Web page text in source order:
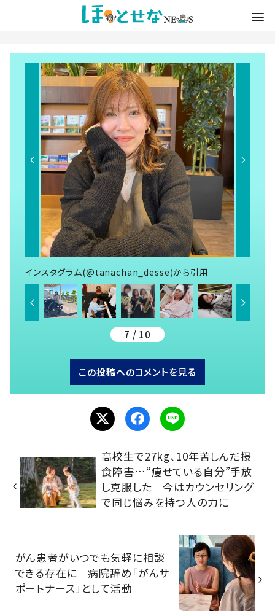
インスタグラム(@tanachan_desse)から引用
7 / 10
この投稿へのコメントを見る
高校生で27kg、10年苦しんだ摂
食障害…“痩せている自分”手放
し克服した 今はカウンセリング
で同じ悩みを持つ人の力に
がん患者がいつでも気軽に相談
できる存在に 病院辞め「がんサ
ポートナース」として活動